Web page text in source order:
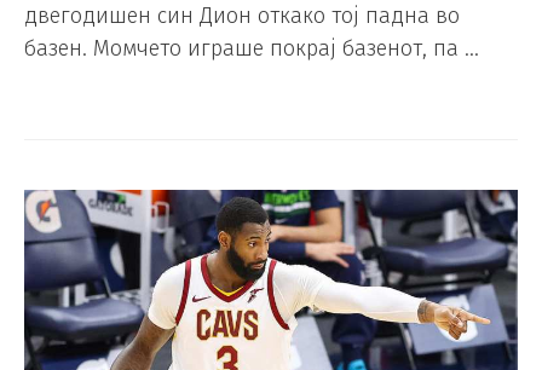
двегодишен син Дион откако тој падна во
базен. Момчето играше покрај базенот, па …